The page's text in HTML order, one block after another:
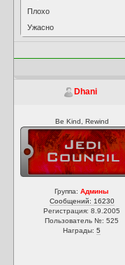
Плохо
Ужасно
Dhani
Be Kind, Rewind
Группа:Админы
Сообщений: 16230
Регистрация: 8.9.2005
Пользователь №: 525
Награды:5